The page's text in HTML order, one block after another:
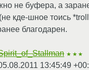
не буфера, а
кде-шное тоись
благодарен.
★★★
13:45:49